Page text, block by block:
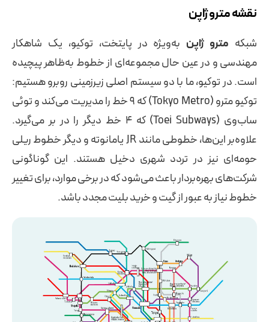
نقشه مترو ژاپن
شبکه مترو ژاپن به‌ویژه در پایتخت، توکیو، یک شاهکار
مهندسی و در عین حال مجموعه‌ای از خطوط به‌ظاهر پیچیده
است. در توکیو، ما با دو سیستم اصلی زیرزمینی روبرو هستیم:
توکیو مترو (Tokyo Metro) که ۹ خط را مدیریت می‌کند و توئی
ساب‌وی (Toei Subways) که ۴ خط دیگر را در بر می‌گیرد.
علاوه‌بر این‌ها، خطوطی مانند JR یامانوته و دیگر خطوط ریلی
حومه‌ای نیز در تردد شهری دخیل هستند. این گوناگونی
شرکت‌های بهره‌بردار باعث می‌شود که در برخی موارد، برای تغییر
خطوط نیاز به عبور از گیت و خرید بلیت مجدد باشد.